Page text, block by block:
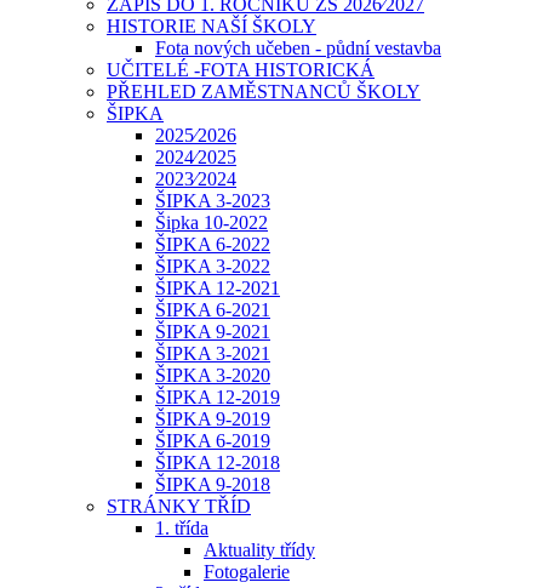
ZÁPIS DO 1. ROČNÍKU ZŠ 2026⁄2027
HISTORIE NAŠÍ ŠKOLY
Fota nových učeben - půdní vestavba
UČITELÉ -FOTA HISTORICKÁ
PŘEHLED ZAMĚSTNANCŮ ŠKOLY
ŠIPKA
2025⁄2026
2024⁄2025
2023⁄2024
ŠIPKA 3-2023
Šipka 10-2022
ŠIPKA 6-2022
ŠIPKA 3-2022
ŠIPKA 12-2021
ŠIPKA 6-2021
ŠIPKA 9-2021
ŠIPKA 3-2021
ŠIPKA 3-2020
ŠIPKA 12-2019
ŠIPKA 9-2019
ŠIPKA 6-2019
ŠIPKA 12-2018
ŠIPKA 9-2018
STRÁNKY TŘÍD
1. třída
Aktuality třídy
Fotogalerie